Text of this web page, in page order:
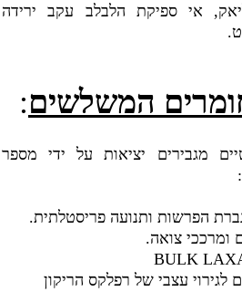
אי ספיקת הלבלב עקב ירידה
המשלשים:
מגבירים יציאות על ידי מספר
הפרשות ותנועה פריסטלתית.
ומרככי צואה.
BULK
לגירוי עצבי של רפלקס הריקון